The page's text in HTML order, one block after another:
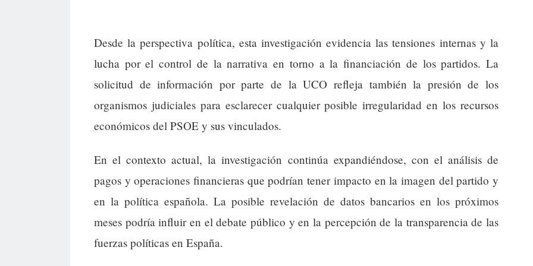
Desde la perspectiva política, esta investigación evidencia las tensiones internas y la
lucha por el control de la narrativa en torno a la financiación de los partidos. La
solicitud de información por parte de la UCO refleja también la presión de los
organismos judiciales para esclarecer cualquier posible irregularidad en los recursos
económicos del PSOE y sus vinculados.
En el contexto actual, la investigación continúa expandiéndose, con el análisis de
pagos y operaciones financieras que podrían tener impacto en la imagen del partido y
en la política española. La posible revelación de datos bancarios en los próximos
meses podría influir en el debate público y en la percepción de la transparencia de las
fuerzas políticas en España.